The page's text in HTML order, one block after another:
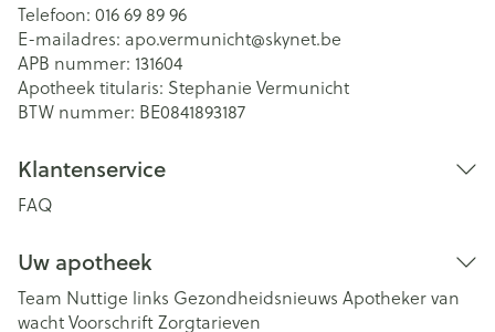
Telefoon: 016 69 89 96
E-mailadres: apo.vermunicht@skynet.be
APB nummer: 131604
Apotheek titularis: Stephanie Vermunicht
BTW nummer: BE0841893187
Klantenservice
FAQ
Uw apotheek
Team Nuttige links Gezondheidsnieuws Apotheker van
wachtVoorschriftZorgtarieven